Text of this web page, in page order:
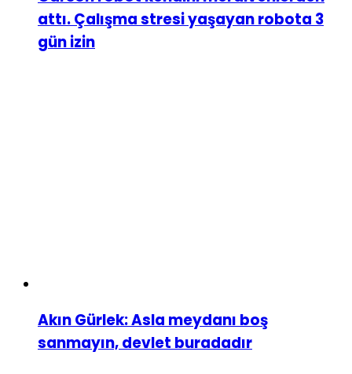
attı. Çalışma stresi yaşayan robota 3
gün izin
Akın Gürlek: Asla meydanı boş
sanmayın, devlet buradadır